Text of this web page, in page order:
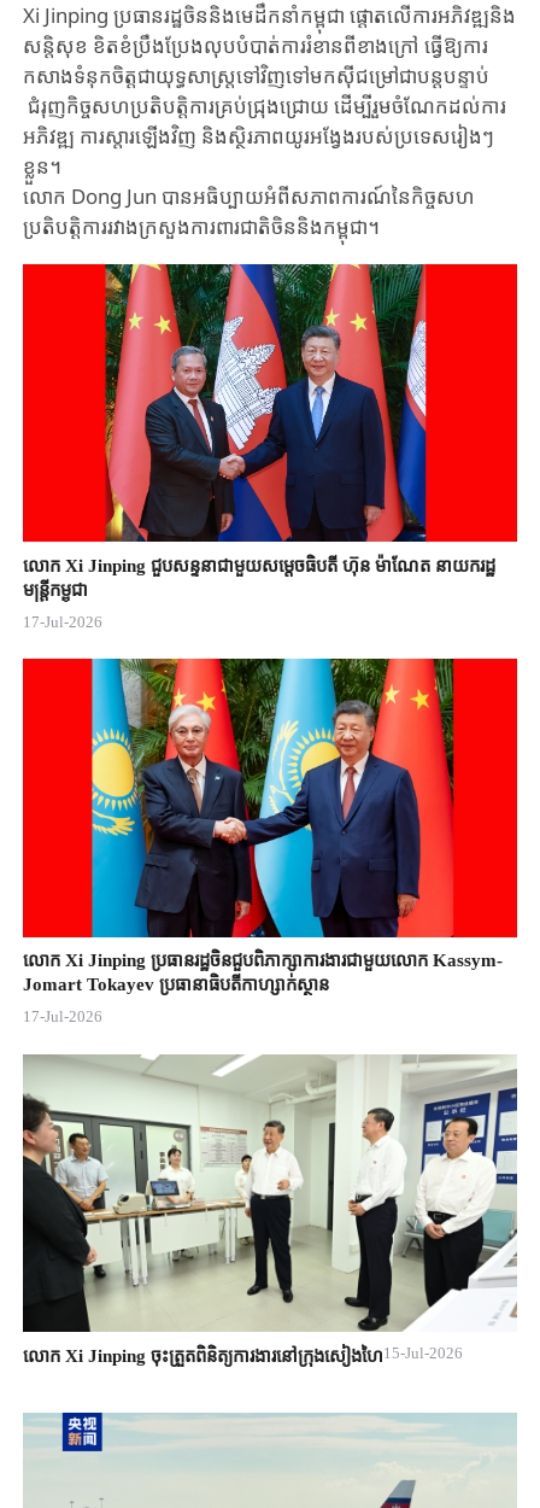
Xi Jinping ប្រធាន​រដ្ឋចិន​និង​មេដឹកនាំ​កម្ពុជា​ ផ្តោតលើការអភិវឌ្ឍនិង​
សន្តិសុខ​ ខិត​ខំ​ប្រឹងប្រែង​លុបបំបាត់​ការ​រំខានពីខាងក្រៅ​ ធ្វើ​ឱ្យ​ការ​
កសាង​​ទំនុក​ចិត្តជាយុទ្ធសាស្រ្តទៅវិញ​ទៅមក​ស៊ី​ជម្រៅ​ជាបន្ត​បន្ទាប់ ​
ជំរុញ​កិច្ច​សហប្រតិបត្តិការ​គ្រប់ជ្រុង​ជ្រោយ​ ដើម្បីរួមចំណែកដល់ការ
អភិវឌ្ឍ ការស្តារឡើង​វិញ និងស្ថិរភាពយូរអង្វែងរបស់ប្រទេសរៀងៗ
ខ្លួន។
លោក​ Dong Jun បានអធិប្បាយ​អំពីសភាពការណ៍នៃកិច្ចសហ
ប្រតិបត្តិការរវាងក្រសួងការពារជាតិចិននិងកម្ពុជា។
លោក Xi Jinping ជួបសន្ទនាជាមួយសម្តេចធិបតី ហ៊ុន ម៉ាណែត នាយករដ្ឋ
មន្ត្រីកម្ពុជា
17-Jul-2026
លោក Xi Jinping ប្រធានរដ្ឋចិន​ជួបពិភាក្សា​ការងារជាមួយ​លោក Kassym-
Jomart ​Tokayev ​ប្រធានាធិបតី​កាហ្សាក់ស្ថាន​
17-Jul-2026
លោក Xi Jinping ចុះត្រួតពិនិត្យការងារនៅក្រុងសៀងហៃ15-Jul-2026